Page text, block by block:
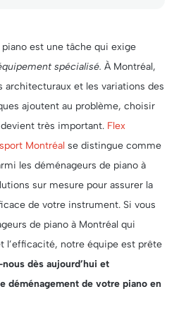
piano est une tâche qui exige
spécialisé. À Montréal,
architecturaux et les variations des
ajoutent au problème, choisir
très important. Flex
Montréal se distingue comme
les déménageurs de piano à
sur mesure pour assurer la
de votre instrument. Si vous
de piano à Montréal qui
l’efficacité, notre équipe est prête
dès aujourd’hui et
déménagement de votre piano en